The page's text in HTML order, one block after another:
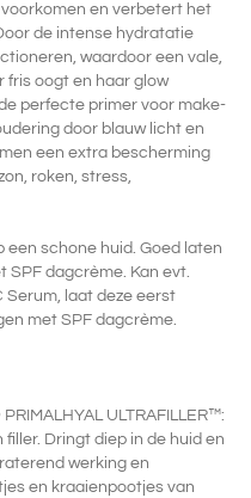
en verbetert het
de intense hydratatie
waardoor een vale,
fris oogt en haar glow
perfecte primer voor make-
door blauw licht en
een extra bescherming
roken, stress,
een schone huid. Goed laten
SPF dagcrème. Kan evt.
Serum, laat deze eerst
met SPF dagcrème.
PRIMALHYAL ULTRAFILLER™:
Dringt diep in de huid en
werking en
en kraaienpootjes van